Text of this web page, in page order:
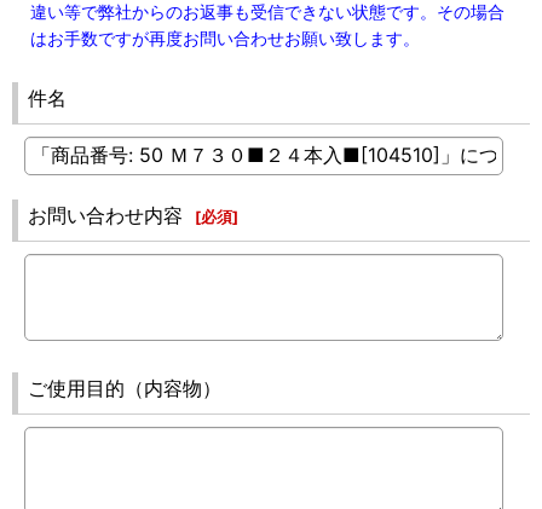
違い等で弊社からのお返事も受信できない状態です。その場合
はお手数ですが再度お問い合わせお願い致します。
件名
お問い合わせ内容 [必須]
ご使用目的（内容物）